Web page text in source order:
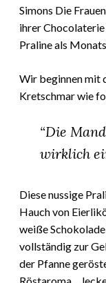
Simons Die
ihrer Chocolaterie
Praline als
Wir beginnen mit
Kretschmar wie
“Die
wirklich
Diese nussige
Hauch von
weiße
vollständig zur
der Pfanne